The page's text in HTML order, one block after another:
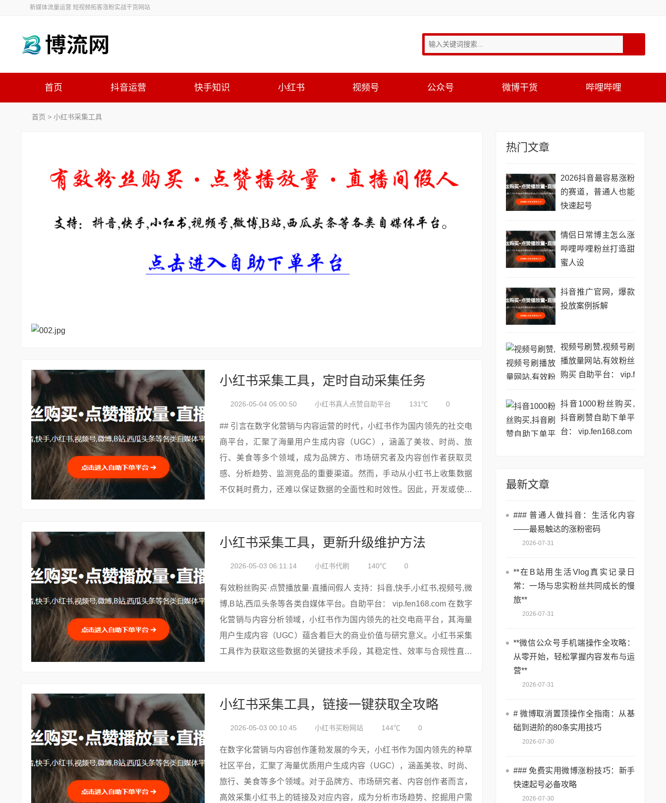
新媒体流量运营 短视频拓客涨粉实战干货网站
首页 抖音运营 快手知识 小红书 视频号 公众号 微博干货 哔哩哔哩
首页 > 小红书采集工具
小红书采集工具，定时自动采集任务
2026-05-04 05:00:50 小红书真人点赞自助平台 131℃ 0
## 引言在数字化营销与内容运营的时代，小红书作为国内领先的社交电
商平台，汇聚了海量用户生成内容（UGC），涵盖了美妆、时尚、旅
行、美食等多个领域，成为品牌方、市场研究者及内容创作者获取灵
感、分析趋势、监测竞品的重要渠道。然而，手动从小红书上收集数据
不仅耗时费力，还难以保证数据的全面性和时效性。因此，开发或使用
小红书采集工具，更新升级维护方法
2026-05-03 06:11:14 小红书代刷 140℃ 0
有效粉丝购买·点赞播放量·直播间假人 支持：抖音,快手,小红书,视频号,微
博,B站,西瓜头条等各类自媒体平台。自助平台： vip.fen168.com 在数字
化营销与内容分析领域，小红书作为国内领先的社交电商平台，其海量
用户生成内容（UGC）蕴含着巨大的商业价值与研究意义。小红书采集
工具作为获取这些数据的关键技术手段，其稳定性、效率与合规性直接
小红书采集工具，链接一键获取全攻略
2026-05-03 00:10:45 小红书买粉网站 144℃ 0
在数字化营销与内容创作蓬勃发展的今天，小红书作为国内领先的种草
社区平台，汇聚了海量优质用户生成内容（UGC），涵盖美妆、时尚、
旅行、美食等多个领域。对于品牌方、市场研究者、内容创作者而言，
高效采集小红书上的链接及对应内容，成为分析市场趋势、挖掘用户需
热门文章
2026抖音最容易涨粉
的赛道，普通人也能
快速起号
情侣日常博主怎么涨
哔哩哔哩粉丝打造甜
蜜人设
抖音推广官网，爆款
投放案例拆解
视频号刷赞,视频号刷
播放量网站,有效粉丝
购买 自助平台： vip.f
抖音1000粉丝购买,
抖音刷赞自助下单平
台： vip.fen168.com
最新文章
### 普通人做抖音：生活化内容
——最易触达的涨粉密码
2026-07-31
**在B站用生活Vlog真实记录日
常：一场与忠实粉丝共同成长的慢
旅**
2026-07-31
**微信公众号手机端操作全攻略：
从零开始，轻松掌握内容发布与运
营**
2026-07-31
# 微博取消置顶操作全指南：从基
础到进阶的80条实用技巧
2026-07-30
### 免费实用微博涨粉技巧：新手
快速起号必备攻略
2026-07-30